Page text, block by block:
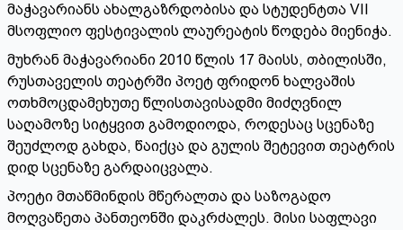
მაჭავარიანს ახალგაზრდობისა და სტუდენტთა VII
მსოფლიო ფესტივალის ლაურეატის წოდება მიენიჭა.
მუხრან მაჭავარიანი 2010 წლის 17 მაისს, თბილისში,
რუსთაველის თეატრში პოეტ ფრიდონ ხალვაშის
ოთხმოცდამეხუთე წლისთავისადმი მიძღვნილ
საღამოზე სიტყვით გამოდიოდა, როდესაც სცენაზე
შეუძლოდ გახდა, წაიქცა და გულის შეტევით თეატრის
დიდ სცენაზე გარდაიცვალა.
პოეტი მთაწმინდის მწერალთა და საზოგადო
მოღვაწეთა პანთეონში დაკრძალეს. მისი საფლავი